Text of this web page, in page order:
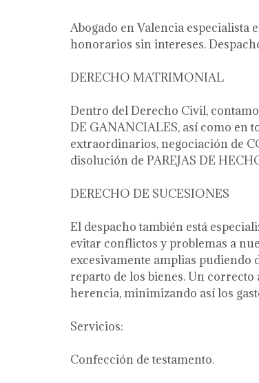
Abogado en Valencia especialista
honorarios sin intereses.
DERECHO MATRIMONIAL
Dentro del Derecho Civil,
DE GANANCIALES, así como en
extraordinarios, negociación de
disolución de PAREJAS DE
DERECHO DE SUCESIONES
El despacho también está
evitar conflictos y problemas a
excesivamente amplias pudiendo
reparto de los bienes. Un
herencia, minimizando así los
Servicios:
Confección de testamento.